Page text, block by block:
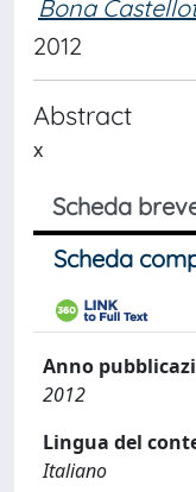
Bona
2012
Abstract
x
Scheda
Scheda
Anno
2012
Lingua del
Italiano